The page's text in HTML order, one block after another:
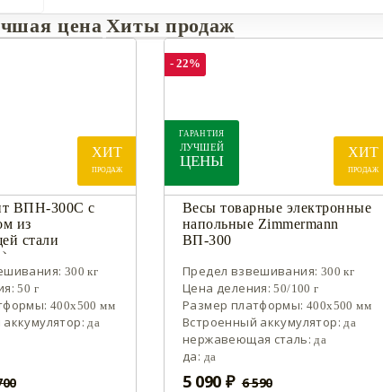
ценаХиты продаж
ХИТ
ПРОДАЖ
ВПН-300С с
из
стали
300 кг
50 г
400х500 мм
да
ГАРАНТИЯ
ЛУЧШЕЙ
ЦЕНЫ
ХИТ
ПРОДАЖ
- 22%
Весы товарные электронные
напольные Zimmermann
ВП-300
Предел взвешивания: 300 кг
Цена деления:50/100 г
Размер платформы:400х500 мм
Встроенный аккумулятор:да
нержавеющая сталь:да
да: да
5 090 ₽ 6 590